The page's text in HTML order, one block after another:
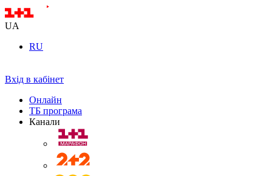
UA
RU
Вхід в кабінет
Онлайн
ТБ програма
Канали